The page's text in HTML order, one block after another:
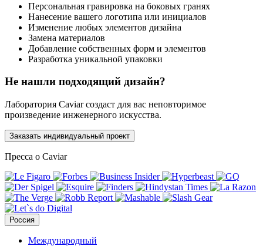
Персональная гравировка на боковых гранях
Нанесение вашего логотипа или инициалов
Изменение любых элементов дизайна
Замена материалов
Добавление собственных форм и элементов
Разработка уникальной упаковки
Не нашли подходящий дизайн?
Лаборатория Caviar создаст для вас неповторимое
произведение инженерного искусства.
Заказать индивидуальный проект
Пресса о Caviar
Россия
Международный